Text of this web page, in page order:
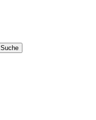
Suche